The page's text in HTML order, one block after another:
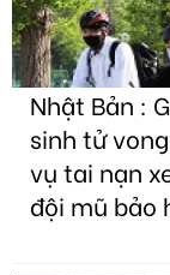
Nhật Bản :
sinh tử
vụ tai nạn
đội mũ bảo